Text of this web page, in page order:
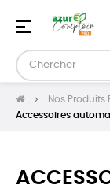
Basculer
navigation
☰
Nos Produits
Accessoires